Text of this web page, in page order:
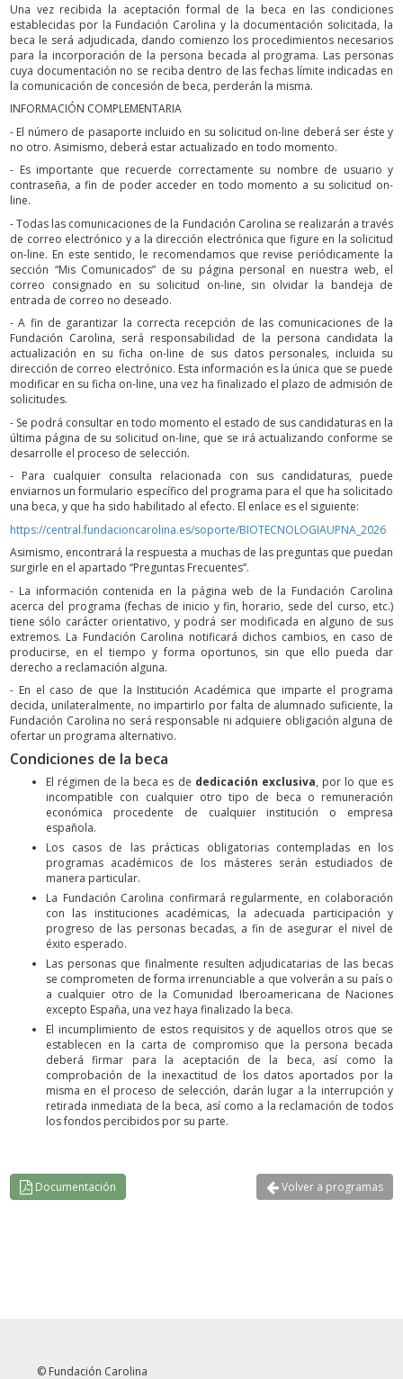
Una vez recibida la aceptación formal de la beca en las condiciones
establecidas por la Fundación Carolina y la documentación solicitada, la
beca le será adjudicada, dando comienzo los procedimientos necesarios
para la incorporación de la persona becada al programa. Las personas
cuya documentación no se reciba dentro de las fechas límite indicadas en
la comunicación de concesión de beca, perderán la misma.
INFORMACIÓN COMPLEMENTARIA
- El número de pasaporte incluido en su solicitud on-line deberá ser éste y
no otro. Asimismo, deberá estar actualizado en todo momento.
- Es importante que recuerde correctamente su nombre de usuario y
contraseña, a fin de poder acceder en todo momento a su solicitud on-
line.
- Todas las comunicaciones de la Fundación Carolina se realizarán a través
de correo electrónico y a la dirección electrónica que figure en la solicitud
on-line. En este sentido, le recomendamos que revise periódicamente la
sección “Mis Comunicados” de su página personal en nuestra web, el
correo consignado en su solicitud on-line, sin olvidar la bandeja de
entrada de correo no deseado.
- A fin de garantizar la correcta recepción de las comunicaciones de la
Fundación Carolina, será responsabilidad de la persona candidata la
actualización en su ficha on-line de sus datos personales, incluida su
dirección de correo electrónico. Esta información es la única que se puede
modificar en su ficha on-line, una vez ha finalizado el plazo de admisión de
solicitudes.
- Se podrá consultar en todo momento el estado de sus candidaturas en la
última página de su solicitud on-line, que se irá actualizando conforme se
desarrolle el proceso de selección.
- Para cualquier consulta relacionada con sus candidaturas, puede
enviarnos un formulario específico del programa para el que ha solicitado
una beca, y que ha sido habilitado al efecto. El enlace es el siguiente:
https://central.fundacioncarolina.es/soporte/BIOTECNOLOGIAUPNA_2026
Asimismo, encontrará la respuesta a muchas de las preguntas que puedan
surgirle en el apartado “Preguntas Frecuentes”.
- La información contenida en la página web de la Fundación Carolina
acerca del programa (fechas de inicio y fin, horario, sede del curso, etc.)
tiene sólo carácter orientativo, y podrá ser modificada en alguno de sus
extremos. La Fundación Carolina notificará dichos cambios, en caso de
producirse, en el tiempo y forma oportunos, sin que ello pueda dar
derecho a reclamación alguna.
- En el caso de que la Institución Académica que imparte el programa
decida, unilateralmente, no impartirlo por falta de alumnado suficiente, la
Fundación Carolina no será responsable ni adquiere obligación alguna de
ofertar un programa alternativo.
Condiciones de la beca
El régimen de la beca es de dedicación exclusiva, por lo que es
incompatible con cualquier otro tipo de beca o remuneración
económica procedente de cualquier institución o empresa
española.
Los casos de las prácticas obligatorias contempladas en los
programas académicos de los másteres serán estudiados de
manera particular.
La Fundación Carolina confirmará regularmente, en colaboración
con las instituciones académicas, la adecuada participación y
progreso de las personas becadas, a fin de asegurar el nivel de
éxito esperado.
Las personas que finalmente resulten adjudicatarias de las becas
se comprometen de forma irrenunciable a que volverán a su país o
a cualquier otro de la Comunidad Iberoamericana de Naciones
excepto España, una vez haya finalizado la beca.
El incumplimiento de estos requisitos y de aquellos otros que se
establecen en la carta de compromiso que la persona becada
deberá firmar para la aceptación de la beca, así como la
comprobación de la inexactitud de los datos aportados por la
misma en el proceso de selección, darán lugar a la interrupción y
retirada inmediata de la beca, así como a la reclamación de todos
los fondos percibidos por su parte.
Documentación Volver a programas
© Fundación Carolina